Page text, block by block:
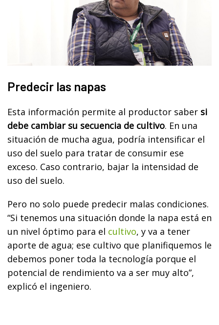
Predecir las napas
Esta información permite al productor saber si
debe cambiar su secuencia de cultivo. En una
situación de mucha agua, podría intensificar el
uso del suelo para tratar de consumir ese
exceso. Caso contrario, bajar la intensidad de
uso del suelo.
Pero no solo puede predecir malas condiciones.
“Si tenemos una situación donde la napa está en
un nivel óptimo para el cultivo, y va a tener
aporte de agua; ese cultivo que planifiquemos le
debemos poner toda la tecnología porque el
potencial de rendimiento va a ser muy alto”,
explicó el ingeniero.